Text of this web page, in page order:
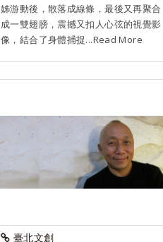
姊游動後，散落成線條，最後又再聚合
成一雙翅膀，震撼又扣人心弦的視覺影
像，結合了身體捕捉...Read More
臺北文創